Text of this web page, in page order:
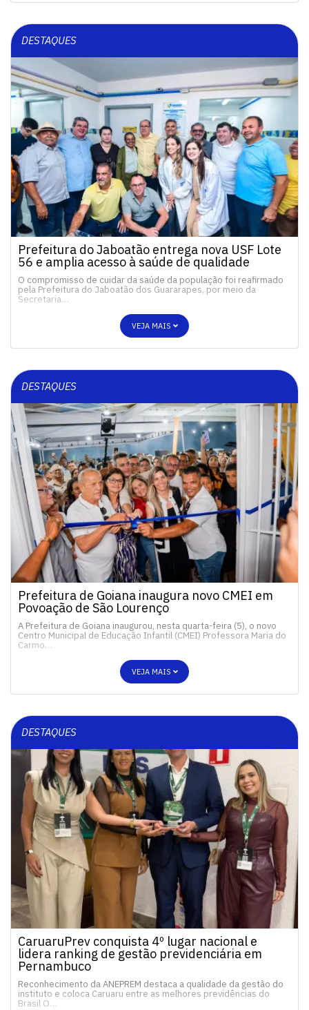
DESTAQUES
Prefeitura do Jaboatão entrega nova USF Lote
56 e amplia acesso à saúde de qualidade
O compromisso de cuidar da saúde da população foi reafirmado
pela Prefeitura do Jaboatão dos Guararapes, por meio da
Secretaria…
VEJA MAIS
DESTAQUES
Prefeitura de Goiana inaugura novo CMEI em
Povoação de São Lourenço
A Prefeitura de Goiana inaugurou, nesta quarta-feira (5), o novo
Centro Municipal de Educação Infantil (CMEI) Professora Maria do
Carmo…
VEJA MAIS
DESTAQUES
CaruaruPrev conquista 4º lugar nacional e
lidera ranking de gestão previdenciária em
Pernambuco
Reconhecimento da ANEPREM destaca a qualidade da gestão do
instituto e coloca Caruaru entre as melhores previdências do
Brasil O…